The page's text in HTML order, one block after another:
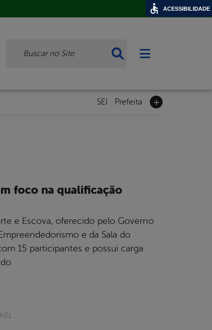
Abrir menu
SEI Prefeita
foco na qualificação
e Escova, oferecido pelo Governo
e da Sala do
15 participantes e possui carga
ACESSIBILIDADE